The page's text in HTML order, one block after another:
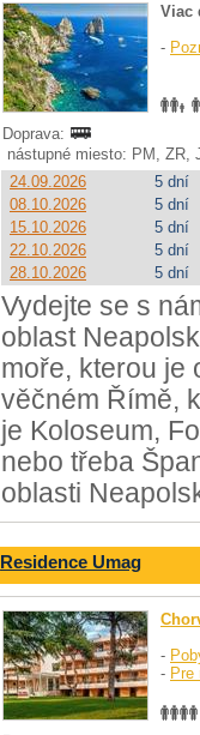
Viac
-
Doprava:
nástupné miesto: PM, ZR,
24.09.2026
5 dní
08.10.2026
5 dní
15.10.2026
5 dní
22.10.2026
5 dní
28.10.2026
5 dní
Vydejte se s
oblast
moře, kterou je
věčném Římě,
je Koloseum,
nebo třeba
oblasti
Residence Umag
-
- Pre